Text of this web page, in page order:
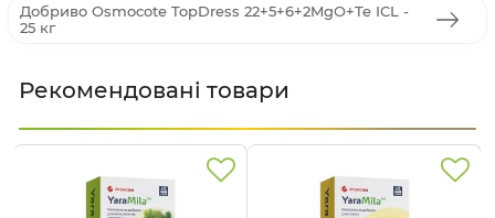
Добриво Osmocote TopDress 22+5+6+2MgO+Te ICL -
25 кг
Рекомендовані товари